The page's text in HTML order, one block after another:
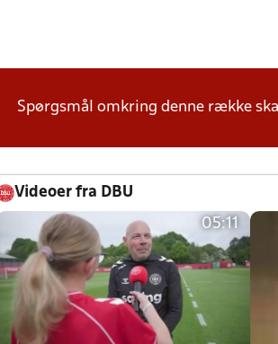
Spørgsmål omkring denne række
Videoer fra DBU
05:11